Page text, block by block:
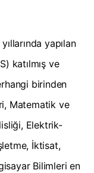
yapılan
katılmış ve
birinden
Matematik ve
Elektrik-
İktisat,
Bilimleri en